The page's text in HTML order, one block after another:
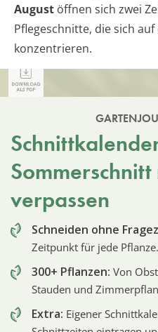
August öffnen sich zwei
Pflegeschnitte, die sich
konzentrieren.
Sommerschnitt
verpassen
Schneiden ohne
Zeitpunkt für jede Pflanze.
300+ Pflanzen: Von
Stauden und
Extra: Eigener